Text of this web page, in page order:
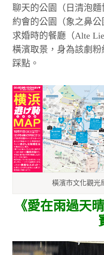
聊天的公園（日清泡
約會的公園（象之鼻
求婚時的餐廳（Alte
橫濱取景，身為該劇
踩點。
橫濱市文化觀光
《愛在雨過天